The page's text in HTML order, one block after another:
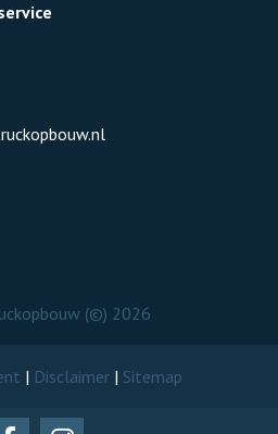
(©) 2026
| Disclaimer | Sitemap